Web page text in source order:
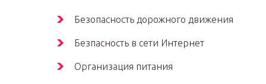
Безопасность дорожного движения
Безпасность в сети Интернет
Организация питания